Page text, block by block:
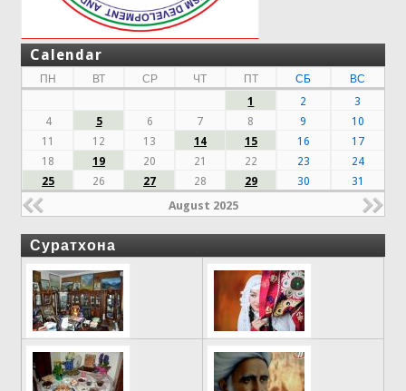
Calendar
ПН ВТ СР ЧТ ПТ СБ
ВС
1
2
3
4
5 6 7 8 9
10
11
12 13 14 15 16
17
18
19 20 21 22 23
24
25
26 27 28 29 30 31
August 2025
Суратхона